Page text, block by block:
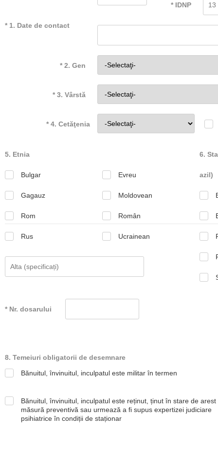
* IDNP
* 1. Date de contact
* 2. Gen
* 3. Vârstă
* 4. Cetăţenia
5. Etnia
Bulgar Evreu
Gagauz Moldovean
Rom Român
Rus Ucrainean
6.
azil)
* Nr. dosarului
8. Temeiuri obligatorii de desemnare
Bănuitul, învinuitul, inculpatul este militar în termen
Bănuitul, învinuitul, inculpatul este reținut, ținut în stare de arest
măsură preventivă sau urmează a fi supus expertizei judiciare
psihiatrice în condiții de staționar